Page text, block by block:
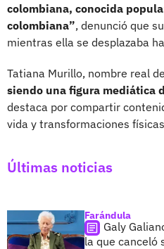
colombiana, conocida
colombiana”, denunció que
mientras ella se desplazaba
Tatiana Murillo, nombre real de
siendo una figura mediática
destaca por compartir
vida y transformaciones
Últimas noticias
Farándula
Galy
la que canceló